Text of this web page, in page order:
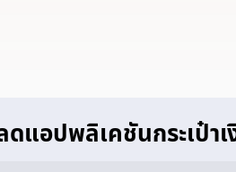
ดแอปพลิเคชันกระเป๋าเ